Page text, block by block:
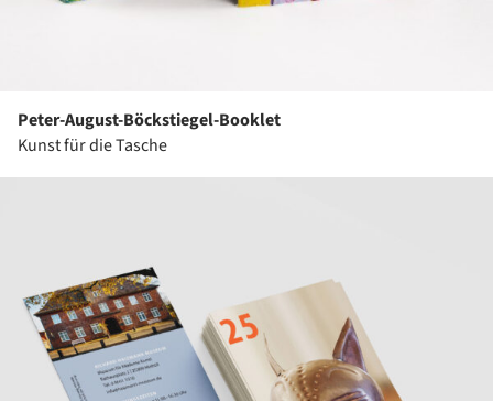
Peter-August-Böckstiegel-Booklet
Kunst für die Tasche